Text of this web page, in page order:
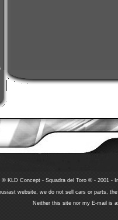
© KLD Concept - Squadra del Toro © - 2001 -
website, we do not sell cars or parts,
Neither this site nor my E-mail is